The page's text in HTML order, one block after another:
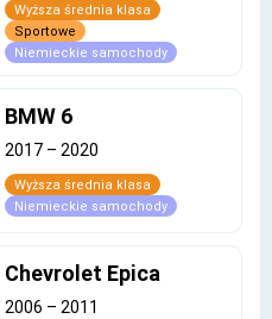
Wyższa średnia klasa
Sportowe
Niemieckie samochody
BMW 6
2017 – 2020
Wyższa średnia klasa
Niemieckie samochody
Chevrolet Epica
2006 – 2011